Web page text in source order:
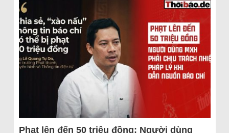
Phạt lên đến 50 triệu đồng: Người dùng